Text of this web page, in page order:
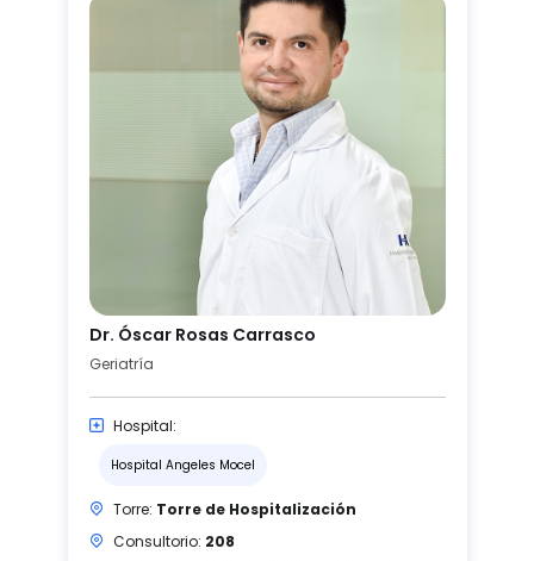
Dr. Óscar Rosas Carrasco
Geriatría
Hospital:
Hospital Angeles Mocel
Torre: Torre de Hospitalización
Consultorio: 208